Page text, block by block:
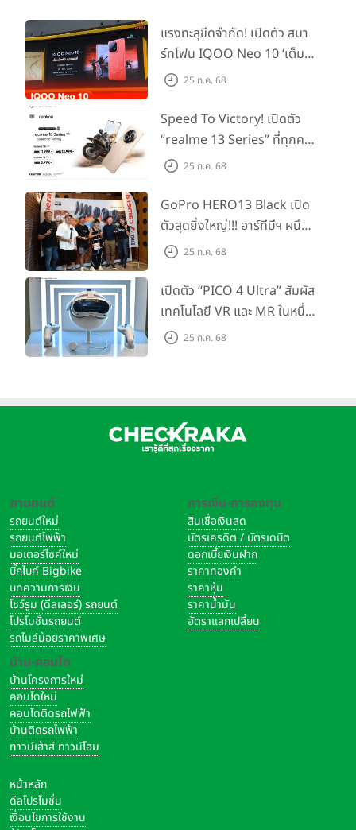
แกลเลอรี่หน้าจอล็อคแบบใหม่มาพร้อมตัวเลือกที่ให้แรงบันดาลใจ
หลายแบบ เช่น คอลเลกชั่น Apple ที่มีภาพแห่งความภาคภูมิใจและ
ความเป็นหนึ่งเดียวเพื่อฉลองโอกาสพิเศษทางวัฒนธรรม ภาพพื้น
หลังสภาพอากาศซึ่งสามารถเห็นสภาวะอากาศแบบสดที่มีการ
เปลี่ยนแปลงเกิดขึ้นตลอดทั้งวัน
จักรวาล ผู้ใช้ยังสามารถสร้างหน้าจอล็อคโดยใช้อิโมจิหรือสีสันที่ชื่น
ชอบผสมรวมเข้าด้วยกัน อีกทั้งยังสร้างหน้าจอล็อคได้หลายแบบ
และสลับรูปแบบที่ชื่นชอบไปมาได้ง่ายๆ เพียงแค่ปัดครั้งเดียว
คุณสมบัติกิจกรรมสดเป็นคุณสมบัติใหม่ที่ช่วยให้ผู้ใช้เกาะติดสิ่งที่
กำลังเกิดขึ้นได้โดยตรงบนหน้าจอล็อคในแบบเรียลไทม์ เช่น การ
แข่งขันกีฬา การออกกำลังกาย การแชร์รถ หรือคำสั่งการจัดส่ง
อาหาร1
การแจ้งเตือนได้รับการออกแบบใหม่ให้เลื่อนขึ้นจากด้านล่างสุด
ปรับปรุงโหมดโฟกัสให้ง่ายและมี
หมดโฟกัสมีปรับปรุงใหม่ให้ตั้งค่าง่ายขึ้น และตอนนี้ยังเชื่อมต่อกับ
ล็อคให้เข้ากับโหมดโฟกัสได้ โดยสามารถเปิดใช้งานโหมดโฟกัสได้
เพียงแค่ปัดไปที่หน้าจอล็อคที่เกี่ยวข้อง และด้วยฟิลเตอร์สำหรับ
โหมดโฟกัสทำให้แอปต่างๆ เช่น แอปปฏิทิน แอปเมล แอปข้อความ
แรงทะลุขีดจำกัด! เปิดตัว สมา
ร์ทโฟน IQOO Neo 10 ‘เต็ม
แม็กซ์ในทุกแมตช์’ ในราคาเริ่ม
25 ก.ค. 68
Speed To Victory! เปิดตัว
“realme 13 Series” ที่ทุกคน
รอคอย อัพเกรดชิปเซ็ตตัวแรง
Dominator แห่งปี! ในราคา
เริ่มต้นเพียง 8,999 บาท
25 ก.ค. 68
GoPro HERO13 Black เปิด
ตัวสุดยิ่งใหญ่!!! อาร์ทีบีฯ ผนึก
กำลัง Big Camera และ
สร้างสรรค์ ‘GoPro...Go Pro
Creators’
25 ก.ค. 68
เปิดตัว “PICO 4 Ultra” สัมผัส
เทคโนโลยี VR และ MR ในหนึ่ง
เดียว ยกระดับการทำงานและ25 ก.ค. 68
ยานยนต์
รถยนต์ใหม่
รถยนต์ไฟฟ้า
มอเตอร์ไซค์ใหม่
บิ๊กไบค์ Bigbike
บทความการเงิน
โชว์รูม (ดีลเลอร์) รถยนต์
โปรโมชั่นรถยนต์
รถไมล์น้อยราคาพิเศษ
บ้าน-คอนโด
บ้านโครงการใหม่
คอนโดใหม่
คอนโดติดรถไฟฟ้า
บ้านติดรถไฟฟ้า
ทาวน์เฮ้าส์ ทาวน์โฮม
การเงิน-การลงทุน
สินเชื่อเงินสด
บัตรเครดิต / บัตรเดบิต
ดอกเบี้ยเงินฝาก
ราคาทองคำ
ราคาหุ้น
ราคาน้ำมัน
อัตราแลกเปลี่ยน
หน้าหลัก
ดีลโปรโมชั่น
เงื่อนไขการใช้งาน